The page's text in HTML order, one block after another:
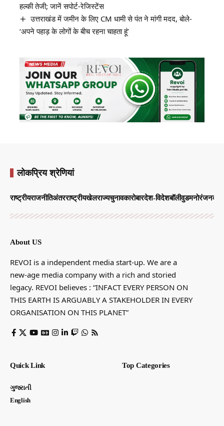
हल्की तेजी; जानें सपोर्ट-रेजिस्टेंस
उत्तराखंड में जमीन के लिए CM धामी से पंत ने मांगी मदद, बोले-
‘अपने पहाड़ के लोगों के बीच रहना चाहता हूं’
लोकप्रिय श्रेणियां
राष्ट्रीयराजनीतिअंतरराष्ट्रीयखेलराज्यचुनावकारोबारदेश-विदेशबॉलीवुडमनोरंजन
About US
REVOI is a independent media start-up. We are a
new-age media company with a rich and storied
legacy. REVOI believes : “INFACT EVERY PERSON ON
THIS EARTH IS ARGUABLY A STAKEHOLDER IN EVERY
ORGANISATION ON THIS PLANET”
Quick Link
ગુજરાતી
English
Top Categories